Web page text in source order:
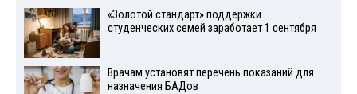
«Золотой стандарт» поддержки
студенческих семей заработает 1 сентября
Врачам установят перечень показаний для
назначения БАДов